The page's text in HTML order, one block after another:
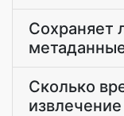
Сохраняет
Сколько